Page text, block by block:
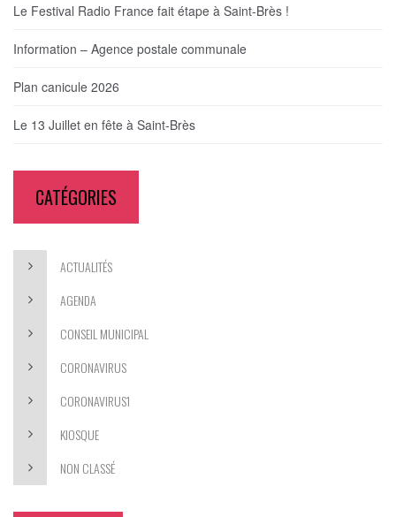
Le Festival Radio France fait étape à Saint-Brès !
Information – Agence postale communale
Plan canicule 2026
Le 13 Juillet en fête à Saint-Brès
CATÉGORIES
ACTUALITÉS
AGENDA
CONSEIL MUNICIPAL
CORONAVIRUS
CORONAVIRUS1
KIOSQUE
NON CLASSÉ